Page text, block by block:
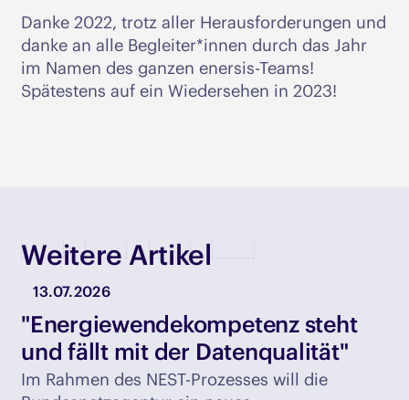
Danke 2022, trotz aller Herausforderungen und
danke an alle Begleiter*innen durch das Jahr
im Namen des ganzen enersis-Teams!
Spätestens auf ein Wiedersehen in 2023!
Weitere Artikel
13.07.2026
"Energiewendekompetenz steht
und fällt mit der Datenqualität"
Im Rahmen des NEST-Prozesses will die